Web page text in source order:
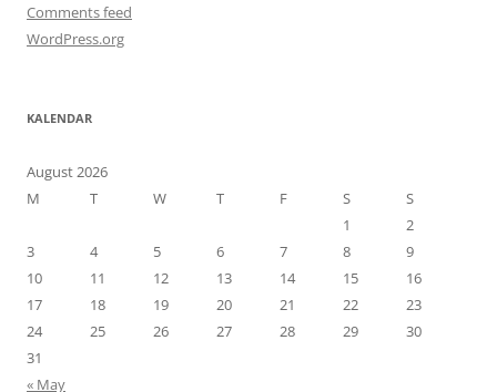
Comments feed
WordPress.org
KALENDAR
August 2026
M
T W T F S
S
1
2
3
4 5 6 7 8
9
10
11 12 13 14 15
16
17
18 19 20 21 22
23
24
25 26 27 28 29
30
31
« May